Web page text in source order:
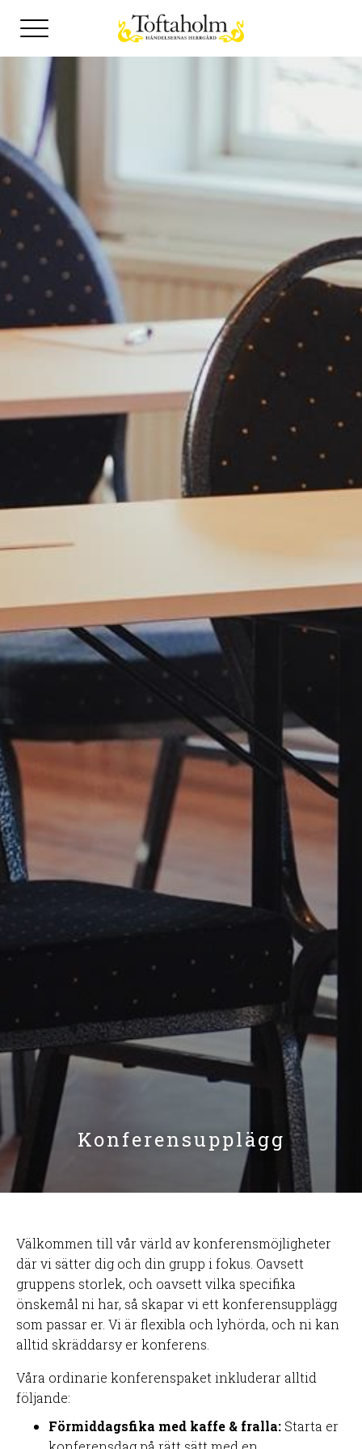
Konferensupplägg
Välkommen till vår värld av konferensmöjligheter
där vi sätter dig och din grupp i fokus. Oavsett
gruppens storlek, och oavsett vilka specifika
önskemål ni har, så skapar vi ett konferensupplägg
som passar er. Vi är flexibla och lyhörda, och ni kan
alltid skräddarsy er konferens.
Våra ordinarie konferenspaket inkluderar alltid
följande:
Förmiddagsfika med kaffe & fralla: Starta er